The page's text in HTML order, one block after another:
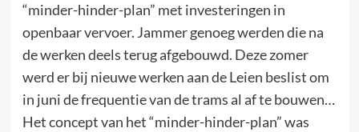
“minder-hinder-plan” met investeringen in
openbaar vervoer. Jammer genoeg werden die na
de werken deels terug afgebouwd. Deze zomer
werd er bij nieuwe werken aan de Leien beslist om
in juni de frequentie van de trams al af te bouwen…
Het concept van het “minder-hinder-plan” was